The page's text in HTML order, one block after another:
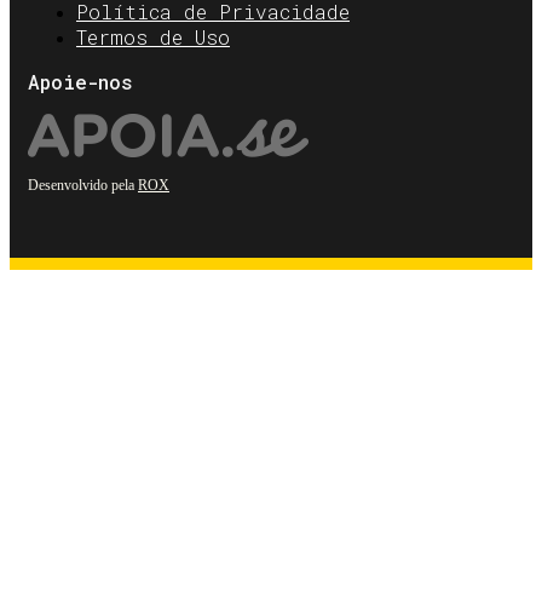
Política de Privacidade
Termos de Uso
Apoie-nos
Desenvolvido pela ROX